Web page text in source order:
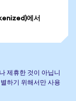
에서
제휴한 것이 아닙니
하기 위해서만 사용